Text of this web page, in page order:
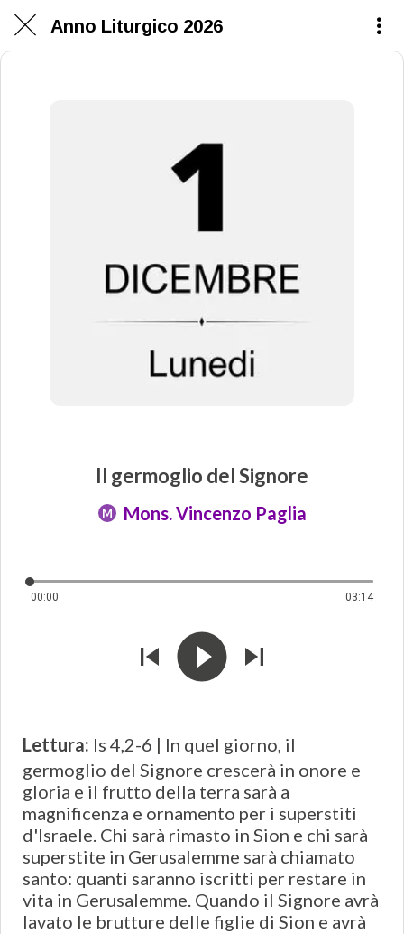
Anno Liturgico 2026
Il germoglio del Signore
M Mons. Vincenzo Paglia
00:00 03:14
Lettura: Is 4,2-6 | In quel giorno, il
germoglio del Signore crescerà in onore e
gloria e il frutto della terra sarà a
magnificenza e ornamento per i superstiti
d'Israele. Chi sarà rimasto in Sion e chi sarà
superstite in Gerusalemme sarà chiamato
santo: quanti saranno iscritti per restare in
vita in Gerusalemme. Quando il Signore avrà
lavato le brutture delle figlie di Sion e avrà